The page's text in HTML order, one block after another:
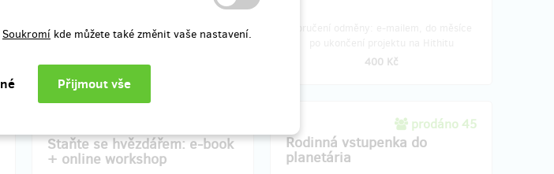
Soukromí kde můžete také změnit vaše nastavení.
Doručení odměny: Zásilkovna, do měsíce
300 Kč
400 Kč
Staňte se hvězdářem: e-book
+ online workshop
prodáno 45
Rodinná vstupenka do
planetária